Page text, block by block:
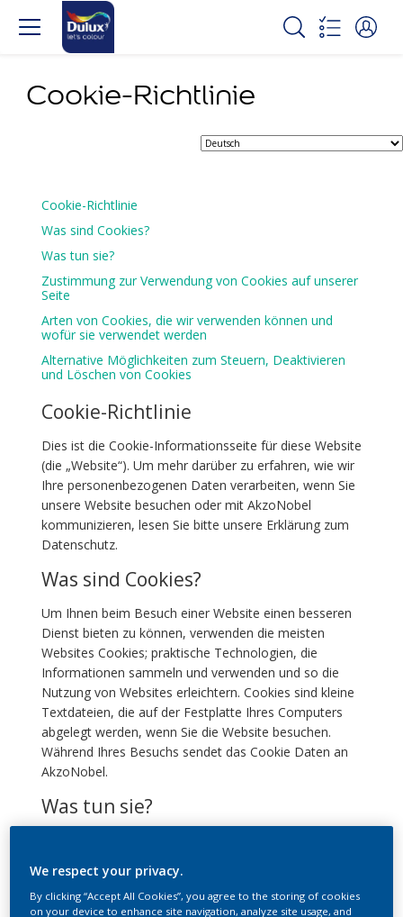
Cookie-Richtlinie
Cookie-Richtlinie
Was sind Cookies?
Was tun sie?
Zustimmung zur Verwendung von Cookies auf unserer
Seite
Arten von Cookies, die wir verwenden können und
wofür sie verwendet werden
Alternative Möglichkeiten zum Steuern, Deaktivieren
und Löschen von Cookies
Cookie-Richtlinie
Dies ist die Cookie-Informationsseite für diese Website
(die „Website“). Um mehr darüber zu erfahren, wie wir
Ihre personenbezogenen Daten verarbeiten, wenn Sie
unsere Website besuchen oder mit AkzoNobel
kommunizieren, lesen Sie bitte unsere Erklärung zum
Datenschutz.
Was sind Cookies?
Um Ihnen beim Besuch einer Website einen besseren
Dienst bieten zu können, verwenden die meisten
Websites Cookies; praktische Technologien, die
Informationen sammeln und verwenden und so die
Nutzung von Websites erleichtern. Cookies sind kleine
Textdateien, die auf der Festplatte Ihres Computers
abgelegt werden, wenn Sie die Website besuchen.
Während Ihres Besuchs sendet das Cookie Daten an
AkzoNobel.
Was tun sie?
Besucher sind. Es hilft uns auch, Ihr Online-Erlebnis zu
verbessern, während Sie unsere Website besuchen.
We respect your privacy.
By clicking “Accept All Cookies”, you agree to the storing of cookies
on your device to enhance site navigation, analyze site usage, and